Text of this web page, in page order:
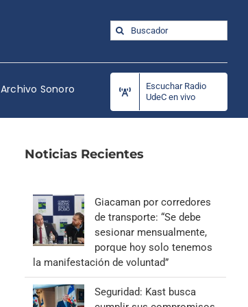
Buscar:
Archivo Sonoro
Escuchar Radio
UdeC en vivo
Noticias Recientes
Giacaman por corredores
de transporte: “Se debe
sesionar mensualmente,
porque hoy solo tenemos
la manifestación de voluntad”
Seguridad: Kast busca